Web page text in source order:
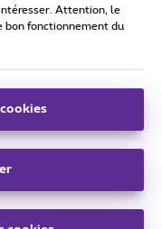
Attention, le
bon fonctionnement du